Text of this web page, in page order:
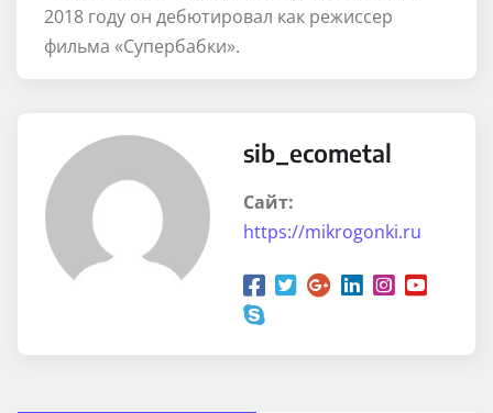
2018 году он дебютировал как режиссер
фильма «Супербабки».
sib_ecometal
Сайт:
https://mikrogonki.ru